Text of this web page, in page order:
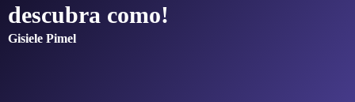
descubra como!
Gisiele Pimel